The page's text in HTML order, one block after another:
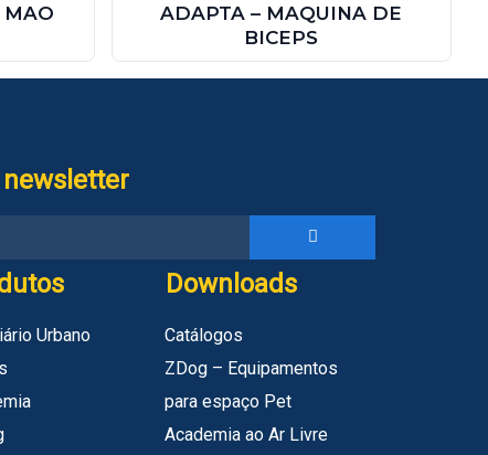
MAO
ADAPTA – MAQUINA DE
BICEPS
newsletter
Urbano
Downloads
Catálogos
ZDog – Equipamentos
para espaço Pet
Academia ao Ar Livre